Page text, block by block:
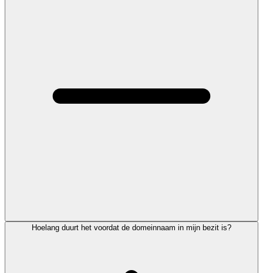
Hoelang duurt het voordat de domeinnaam in mijn bezit is?